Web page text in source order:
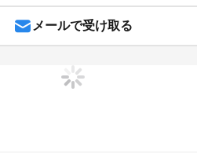
メールで受け取る